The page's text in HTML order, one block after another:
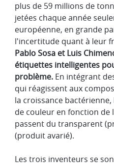
plus de 59 millions de
jetées chaque année
européenne, en grande
l'incertitude quant à leur
Pablo Sosa et Luis
étiquettes intelligentes
problème. En intégrant
qui réagissent aux
la croissance
de couleur en fonction de
passent du transparent
(produit avarié).
Les trois inventeurs se